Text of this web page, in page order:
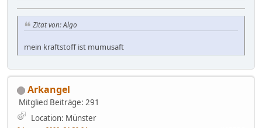
Zitat von: Algo
mein kraftstoff ist mumusaft
Arkangel
Mitglied Beiträge: 291
Location: Münster